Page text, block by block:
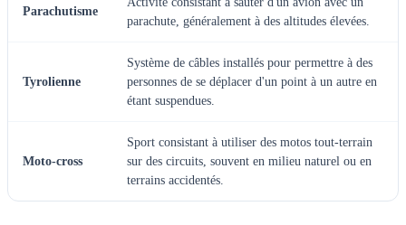
Parachutisme
parachute, généralement à des altitudes élevées.
Tyrolienne
Système de câbles installés pour permettre à des
personnes de se déplacer d'un point à un autre en
étant suspendues.
Moto-cross
Sport consistant à utiliser des motos tout-terrain
sur des circuits, souvent en milieu naturel ou en
terrains accidentés.